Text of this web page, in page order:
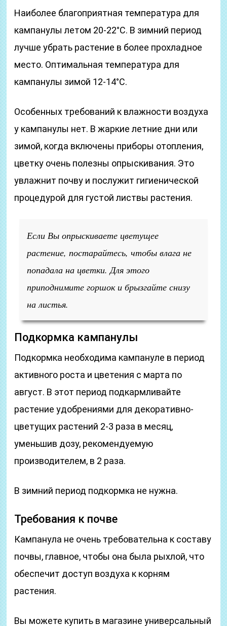
Наиболее благоприятная температура для
кампанулы летом 20-22°С. В зимний период
лучше убрать растение в более прохладное
место. Оптимальная температура для
кампанулы зимой 12-14°С.
Особенных требований к влажности воздуха
у кампанулы нет. В жаркие летние дни или
зимой, когда включены приборы отопления,
цветку очень полезны опрыскивания. Это
увлажнит почву и послужит гигиенической
процедурой для густой листвы растения.
Если Вы опрыскиваете цветущее
растение, постарайтесь, чтобы влага не
попадала на цветки. Для этого
приподнимите горшок и брызгайте снизу
на листья.
Подкормка кампанулы
Подкормка необходима кампануле в период
активного роста и цветения с марта по
август. В этот период подкармливайте
растение удобрениями для декоративно-
цветущих растений 2-3 раза в месяц,
уменьшив дозу, рекомендуемую
производителем, в 2 раза.
В зимний период подкормка не нужна.
Требования к почве
Кампанула не очень требовательна к составу
почвы, главное, чтобы она была рыхлой, что
обеспечит доступ воздуха к корням
растения.
Вы можете купить в магазине универсальный